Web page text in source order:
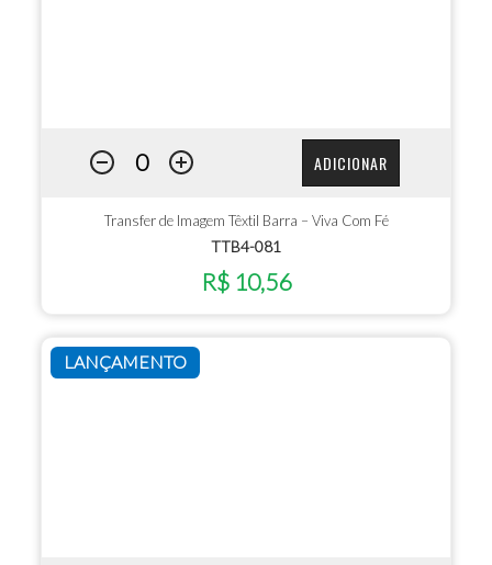
ADICIONAR
Transfer de Imagem Têxtil Barra – Viva Com Fé
TTB4-081
R$ 10,56
LANÇAMENTO